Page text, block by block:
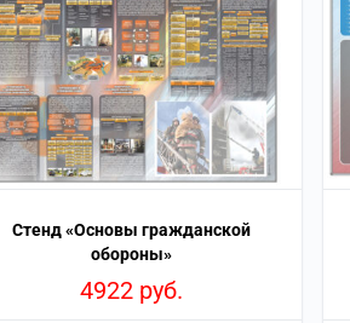
Стенд «Основы гражданской
обороны»
4922 руб.